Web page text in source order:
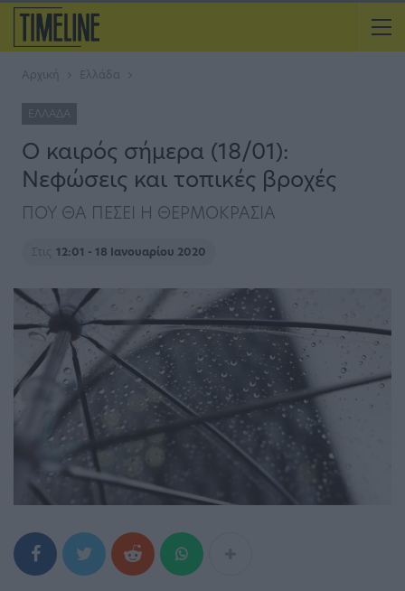
Αρχική Ελλάδα
ΕΛΛΆΔΑ
Ο καιρός σήμερα (18/01):
Νεφώσεις και τοπικές βροχές
ΠΟΥ ΘΑ ΠΕΣΕΙ Η ΘΕΡΜΟΚΡΑΣΙΑ
Στις 12:01 - 18 Ιανουαρίου 2020